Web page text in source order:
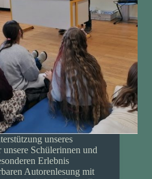
unseres
Schülerinnen und
Erlebnis
Autorenlesung mit